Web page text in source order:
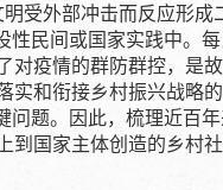
外部冲击而反应形成
民间或国家实践中。
疫情的群防群控，是
和衔接乡村振兴战略
题。因此，梳理近百
国家主体创造的乡村